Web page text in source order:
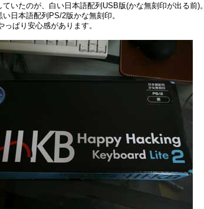
いたのが、白い日本語配列USB版(かな無刻印が出る前)。
日本語配列PS/2版かな無刻印。
っぱり安心感があります。